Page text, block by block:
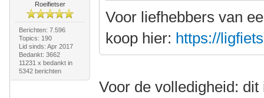
Roeifietser
Berichten: 7.596
Topics: 190
Lid sinds: Apr 2017
Bedankt: 3662
11231 x bedankt in
5342 berichten
Voor liefhebbers van
koop hier: https://
Voor de volledigheid: